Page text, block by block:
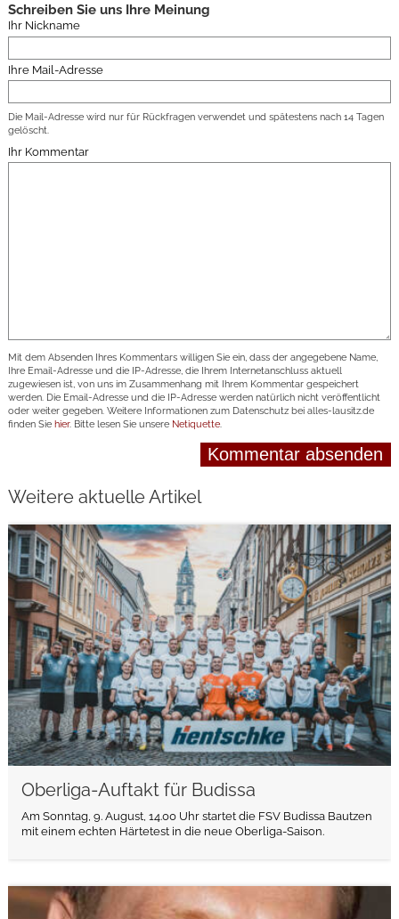
Schreiben Sie uns Ihre Meinung
Ihr Nickname
Ihre Mail-Adresse
Die Mail-Adresse wird nur für Rückfragen verwendet und spätestens nach 14 Tagen
gelöscht.
Ihr Kommentar
Mit dem Absenden Ihres Kommentars willigen Sie ein, dass der angegebene Name,
Ihre Email-Adresse und die IP-Adresse, die Ihrem Internetanschluss aktuell
zugewiesen ist, von uns im Zusammenhang mit Ihrem Kommentar gespeichert
werden. Die Email-Adresse und die IP-Adresse werden natürlich nicht veröffentlicht
oder weiter gegeben. Weitere Informationen zum Datenschutz bei alles-lausitz.de
finden Sie hier. Bitte lesen Sie unsere Netiquette.
Weitere aktuelle Artikel
Oberliga-Auftakt für Budissa
Am Sonntag, 9. August, 14.00 Uhr startet die FSV Budissa Bautzen
mit einem echten Härtetest in die neue Oberliga-Saison.
weiterlesen
weiterlesen